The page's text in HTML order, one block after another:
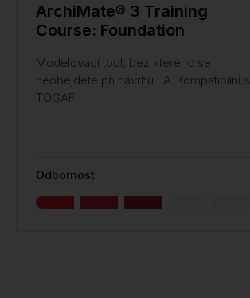
ArchiMate® 3 Training
Course: Foundation
Modelovací tool, bez kterého se
neobejdete při návrhu EA. Kompatibilní s
TOGAF!
Odbornost